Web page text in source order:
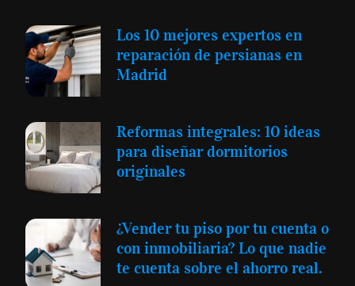
Los 10 mejores expertos en
reparación de persianas en
Madrid
Reformas integrales: 10 ideas
para diseñar dormitorios
originales
¿Vender tu piso por tu cuenta o
con inmobiliaria? Lo que nadie
te cuenta sobre el ahorro real.